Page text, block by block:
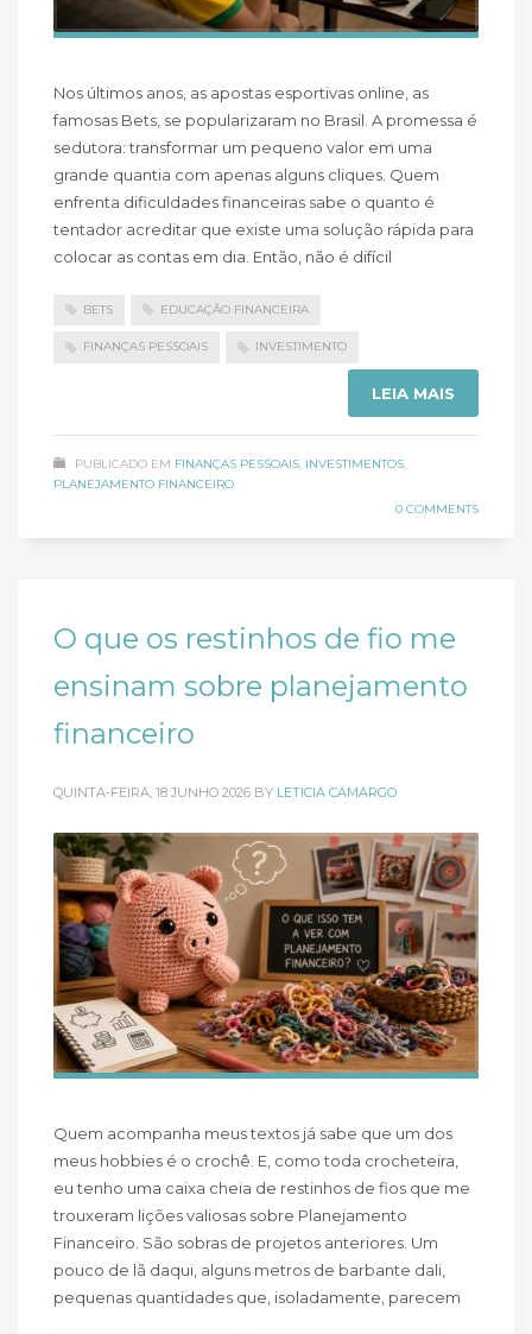
Nos últimos anos, as apostas esportivas online, as
famosas Bets, se popularizaram no Brasil. A promessa é
sedutora: transformar um pequeno valor em uma
grande quantia com apenas alguns cliques. Quem
enfrenta dificuldades financeiras sabe o quanto é
tentador acreditar que existe uma solução rápida para
colocar as contas em dia. Então, não é difícil
BETS EDUCAÇÃO FINANCEIRA
FINANÇAS PESSOAIS INVESTIMENTO
LEIA MAIS
PUBLICADO EM FINANÇAS PESSOAIS INVESTIMENTOS
PLANEJAMENTO FINANCEIRO
0 COMMENTS
O que os restinhos de fio me
ensinam sobre planejamento
financeiro
QUINTA-FEIRA, 18 JUNHO 2026 BY LETICIA CAMARGO
Quem acompanha meus textos já sabe que um dos
meus hobbies é o crochê. E, como toda crocheteira,
eu tenho uma caixa cheia de restinhos de fios que me
trouxeram lições valiosas sobre Planejamento
Financeiro. São sobras de projetos anteriores. Um
pouco de lã daqui, alguns metros de barbante dali,
pequenas quantidades que, isoladamente, parecem